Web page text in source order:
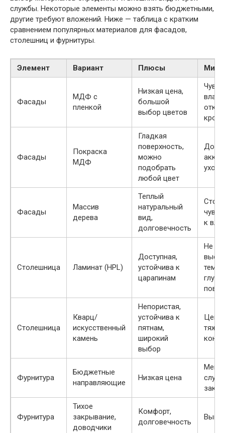
службы. Некоторые элементы можно взять бюджетными,
другие требуют вложений. Ниже — таблица с кратким
сравнением популярных материалов для фасадов,
столешниц и фурнитуры.
Элемент Вариант Плюсы
Фасады
МДФ с
пленкой
Низкая цена,
большой
выбор цветов
Фасады
Покраска
МДФ
Гладкая
поверхность,
можно
подобрать
любой цвет
ухода
Фасады
Массив
дерева
Теплый
натуральный
вид,
долговечность
к
Столешница Ламинат (HPL)
Доступная,
устойчива к
царапинам
Не
Столешница
Кварц/
искусственный
камень
Непористая,
устойчива к
пятнам,
широкий
выбор
Цена
Фурнитура
Бюджетные
направляющие
Низкая цена
Фурнитура
Тихое
закрывание,
доводчики
Комфорт,
долговечность
Выше